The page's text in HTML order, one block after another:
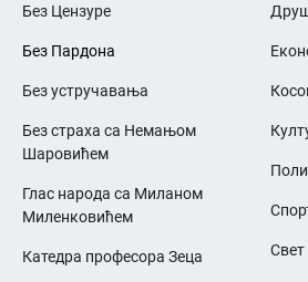
Без Цензуре
Без Пардона
Без устручавања
Без страха са Немањом
Шаровићем
Глас народа са Миланом
Миленковићем
Катедра професора Зеца Свет